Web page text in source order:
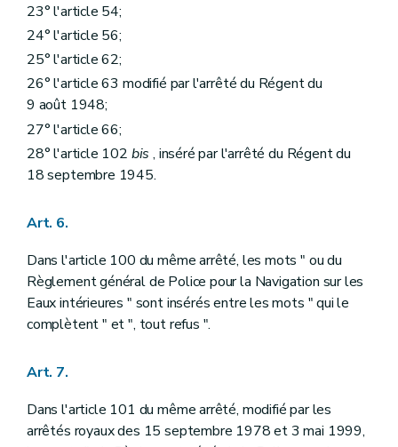
23° l'article 54;
24° l'article 56;
25° l'article 62;
26° l'article 63 modifié par l'arrêté du Régent du
9 août 1948;
27° l'article 66;
28° l'article 102 bis , inséré par l'arrêté du Régent du
18 septembre 1945.
Art. 6.
Dans l'article 100 du même arrêté, les mots " ou du
Règlement général de Police pour la Navigation sur les
Eaux intérieures " sont insérés entre les mots " qui le
complètent " et ", tout refus ".
Art. 7.
Dans l'article 101 du même arrêté, modifié par les
arrêtés royaux des 15 septembre 1978 et 3 mai 1999,